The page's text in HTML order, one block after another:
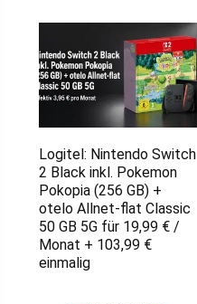
Logitel: Nintendo Switch
2 Black inkl. Pokemon
Pokopia (256 GB) +
otelo Allnet-flat Classic
50 GB 5G für 19,99 € /
Monat + 103,99 €
einmalig